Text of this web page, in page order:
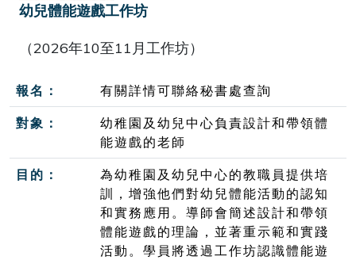
幼兒體能遊戲工作坊
（2026年10至11月工作坊）
報名： 有關詳情可聯絡秘書處查詢
對象：
幼稚園及幼兒中心負責設計和帶領體
能遊戲的老師
目的：
為幼稚園及幼兒中心的教職員提供培
訓，增強他們對幼兒體能活動的認知
和實務應用。導師會簡述設計和帶領
體能遊戲的理論，並著重示範和實踐
活動。學員將透過工作坊認識體能遊